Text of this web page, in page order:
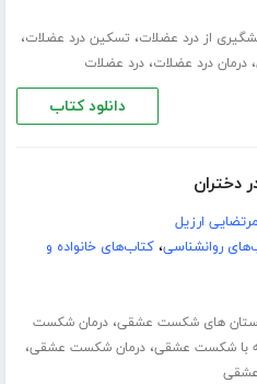
از درد عضلات، تسکین درد عضلات،
،درمان درد عضلات،درد عضلات
دانلود کتاب
دختران
ارزیل
روانشناسی،کتاب‌های خانواده و
های شکست عشقی،درمان شکست
با شکست عشقی،درمان شکست عشقی،